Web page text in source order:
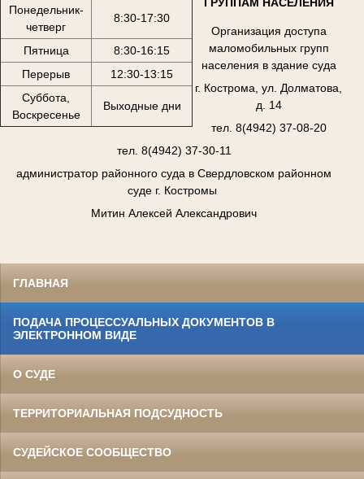
Понедельник-
четверг
8:30-17:30
Пятница
8:30-16:15
Перерыв
12:30-13:15
Суббота,
Воскресенье
Выходные дни
Организация доступа
маломобильных групп
населения в здание суда
г. Кострома, ул. Долматова,
д. 14
тел. 8(4942) 37-08-20
тел. 8(4942) 37-30-11
администратор районного суда в Свердловском районном
суде г. Костромы
Митин Алексей Александрович
ГЛАВНАЯ
ПОДАЧА ПРОЦЕССУАЛЬНЫХ ДОКУМЕНТОВ В
ЭЛЕКТРОННОМ ВИДЕ
О СУДЕ
ТЕРРИТОРИАЛЬНАЯ ПОДСУДНОСТЬ
СУДЕЙСКОЕ СООБЩЕСТВО